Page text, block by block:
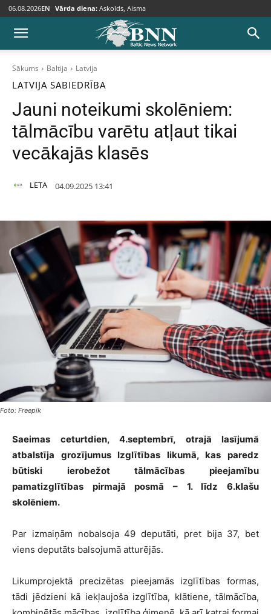
06.08.2026EN Vārda diena: Askolds, Aisma
Sākums Baltija Latvija
LATVIJA SABIEDRĪBA
Jauni noteikumi skolēniem:
tālmācību varētu atļaut tikai
vecākajās klasēs
LETA 04.09.2025 13:41
Foto: Freepik
Saeimas ceturtdien, 4.septembrī, otrajā lasījumā
atbalstīja grozījumus Izglītības likumā, kas paredz
būtiski ierobežot tālmācības pieejamību
pamatizglītības pirmajā posmā – 1. līdz 6.klašu
skolēniem.
Par izmaiņām nobalsoja 49 deputāti, pret bija 37, bet
viens deputāts balsojumā atturējās.
Likumprojektā precizētas pieejamās izglītības formas,
tādi jēdzieni kā iekļaujoša izglītība, klātiene, tālmācība,